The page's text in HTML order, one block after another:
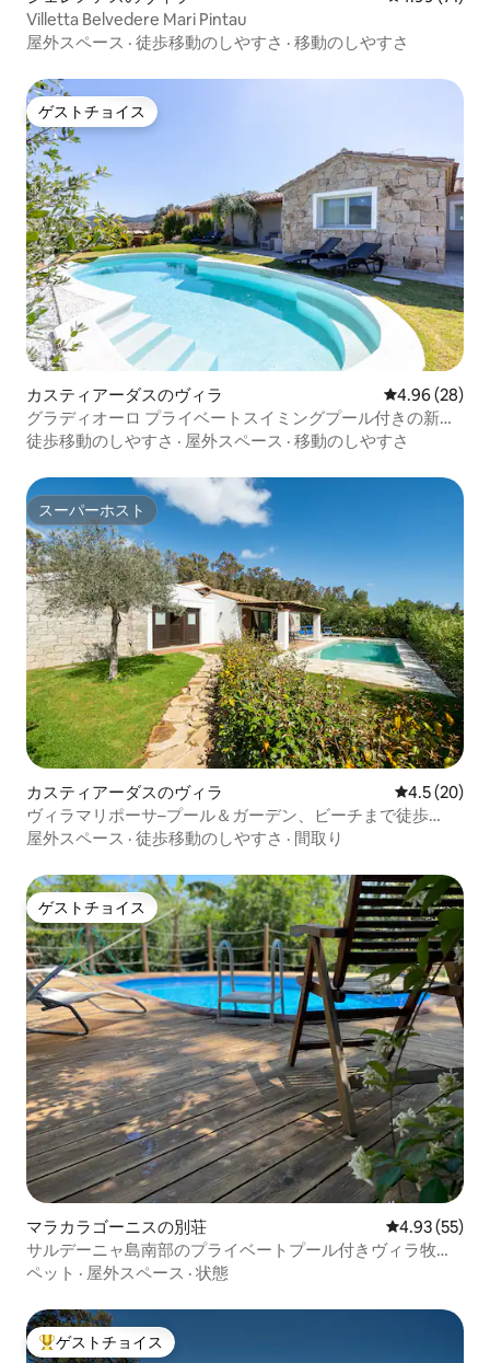
Villetta Belvedere Mari Pintau
屋外スペース · 徒歩移動のしやすさ · 移動のしやすさ
ゲストチョイス
ゲストチョイス
カスティアーダスのヴィラ レビュー28
4.96 (28)
グラディオーロ プライベートスイミングプール付きの新築
ヴィラ
徒歩移動のしやすさ · 屋外スペース · 移動のしやすさ
スーパーホスト
スーパーホスト
カスティアーダスのヴィラ レビュー20
4.5 (20)
ヴィラマリポーサ–プール＆ガーデン、ビーチまで徒歩
500m
屋外スペース · 徒歩移動のしやすさ · 間取り
ゲストチョイス
ゲストチョイス
マラカラゴーニスの別荘 レビュー55
4.93 (55)
サルデーニャ島南部のプライベートプール付きヴィラ牧
場。
ペット · 屋外スペース · 状態
大好評のゲストチョイスです。
ゲストチョイス